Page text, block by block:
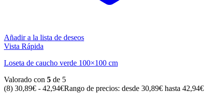
Añadir a la lista de deseos
Vista Rápida
Loseta de caucho verde 100×100 cm
Valorado con 5 de 5
(8) 30,89€ - 42,94€Rango de precios: desde 30,89€ hasta 42,94€